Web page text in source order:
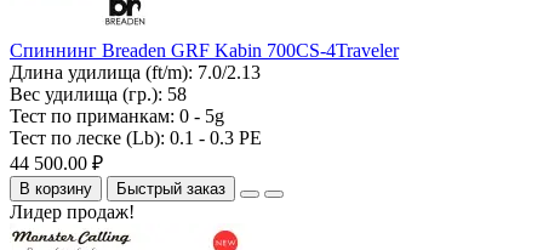
Спиннинг Breaden GRF Kabin 700CS-4Traveler
Длина удилища (ft/m): 7.0/2.13
Вес удилища (гр.): 58
Тест по приманкам: 0 - 5g
Тест по леске (Lb): 0.1 - 0.3 PE
44 500.00 ₽
В корзину Быстрый заказ
Лидер продаж!